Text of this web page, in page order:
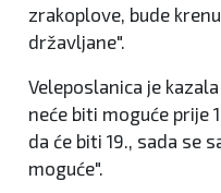
zrakoplove, bude
državljane".
Veleposlanica je
neće biti moguće prije
da će biti 19., sada se
moguće".